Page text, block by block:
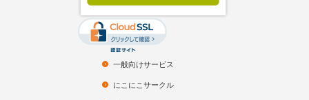
一般向けサービス
にこにこサークル